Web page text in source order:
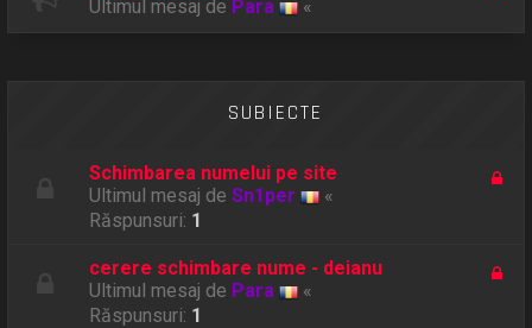
Ultimul mesaj de Para «
SUBIECTE
Schimbarea numelui pe site
Ultimul mesaj deSn1per
«
Răspunsuri: 1
cerere schimbare nume - deianu
Ultimul mesaj de Para
«
Răspunsuri: 1